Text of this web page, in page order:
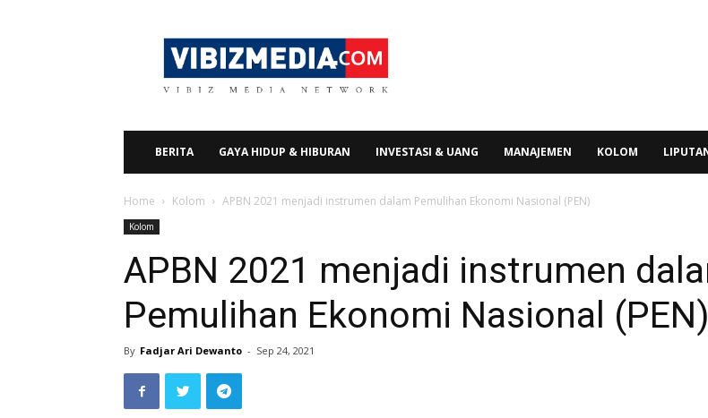
Vibizmedia.com
BERITA GAYA HIDUP & HIBURAN INVESTASI & UANG MANAJEMEN KOLOM
Home Kolom APBN 2021 menjadi instrumen dalam Pemulihan Ekonomi Nasional (PEN)
Kolom
APBN 2021 menjadi instrumen
Pemulihan Ekonomi Nasional (PEN)
By Fadjar Ari Dewanto - Sep 24, 2021